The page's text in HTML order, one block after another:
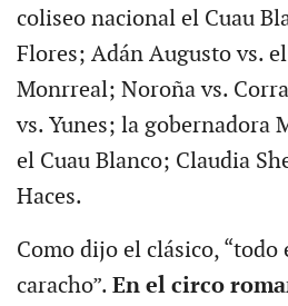
coliseo nacional el Cuau
Flores; Adán Augusto vs.
Monrreal; Noroña vs.
vs. Yunes; la gobernadora
el Cuau Blanco; Claudia
Haces.
Como dijo el clásico, “todo
caracho”. En el circo